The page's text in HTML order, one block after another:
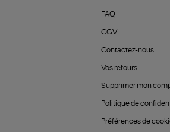
FAQ
CGV
Contactez-nous
Vos retours
Supprimer mon
Politique de
Préférences de